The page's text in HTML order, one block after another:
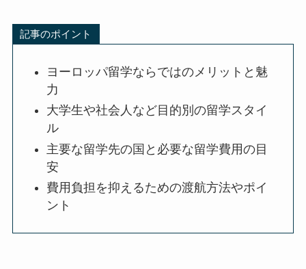
記事のポイント
ヨーロッパ留学ならではのメリットと魅
力
大学生や社会人など目的別の留学スタイ
ル
主要な留学先の国と必要な留学費用の目
安
費用負担を抑えるための渡航方法やポイ
ント